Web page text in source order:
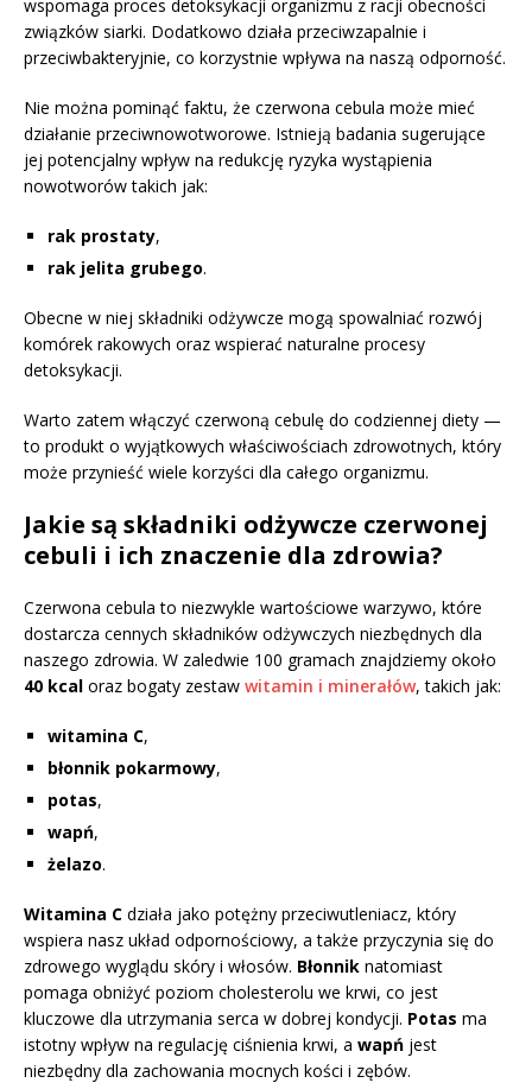
wspomaga proces detoksykacji organizmu z racji obecności
związków siarki. Dodatkowo działa przeciwzapalnie i
przeciwbakteryjnie, co korzystnie wpływa na naszą odporność.
Nie można pominąć faktu, że czerwona cebula może mieć
działanie przeciwnowotworowe. Istnieją badania sugerujące
jej potencjalny wpływ na redukcję ryzyka wystąpienia
nowotworów takich jak:
rak prostaty,
rak jelita grubego.
Obecne w niej składniki odżywcze mogą spowalniać rozwój
komórek rakowych oraz wspierać naturalne procesy
detoksykacji.
Warto zatem włączyć czerwoną cebulę do codziennej diety —
to produkt o wyjątkowych właściwościach zdrowotnych, który
może przynieść wiele korzyści dla całego organizmu.
Jakie są składniki odżywcze czerwonej
cebuli i ich znaczenie dla zdrowia?
Czerwona cebula to niezwykle wartościowe warzywo, które
dostarcza cennych składników odżywczych niezbędnych dla
naszego zdrowia. W zaledwie 100 gramach znajdziemy około
40 kcal oraz bogaty zestaw witamin i minerałów, takich jak:
witamina C,
błonnik pokarmowy,
potas,
wapń,
żelazo.
Witamina C działa jako potężny przeciwutleniacz, który
wspiera nasz układ odpornościowy, a także przyczynia się do
zdrowego wyglądu skóry i włosów. Błonnik natomiast
pomaga obniżyć poziom cholesterolu we krwi, co jest
kluczowe dla utrzymania serca w dobrej kondycji. Potas ma
istotny wpływ na regulację ciśnienia krwi, a wapń jest
niezbędny dla zachowania mocnych kości i zębów.